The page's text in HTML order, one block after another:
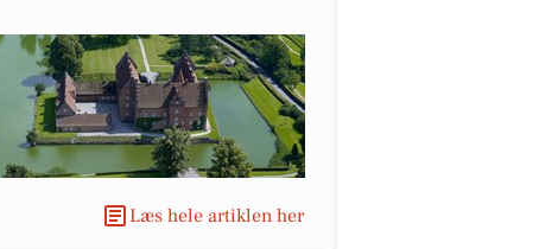
Læs hele artiklen her